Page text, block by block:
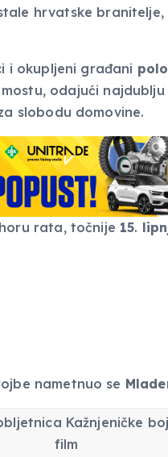
hrvatske
i okupljeni građani
odajući
slobodu domovine.
rata, točnije 15.
nametnuo se